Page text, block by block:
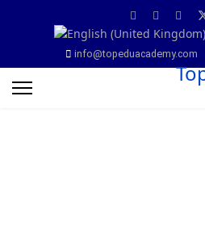
info@topeduacademy.com